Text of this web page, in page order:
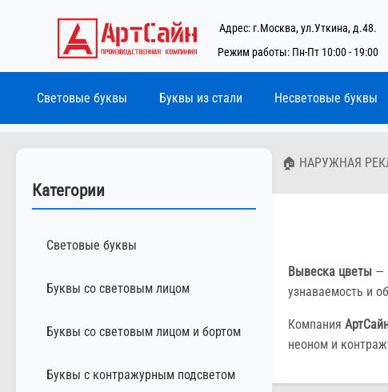
Адрес: г.Москва, ул.Уткина, д.48.
Режим работы: Пн-Пт 10:00 - 19:00
Световые буквы Буквы из стали Несветовые буквы
Категории
Световые буквы
Буквы со световым лицом
Буквы со световым лицом и бортом
Буквы с контражурным подсветом
🏠 НАРУЖНАЯ
Вывеска цветы —
узнаваемость и
Компания
неоном и